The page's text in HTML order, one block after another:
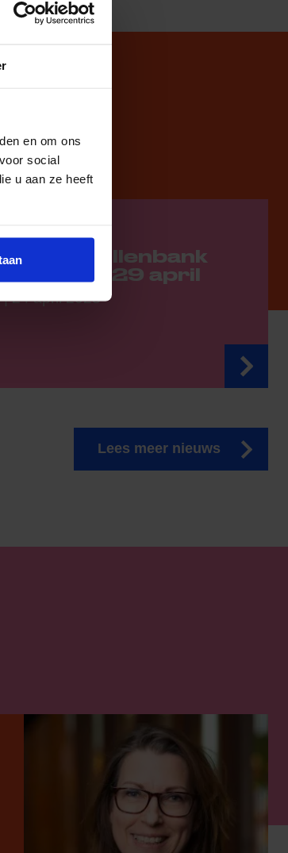
en om ons
social
u aan ze heeft
Sportspullenbank
zaterdag 29 april
| 24 april 2023
Lees meer nieuws